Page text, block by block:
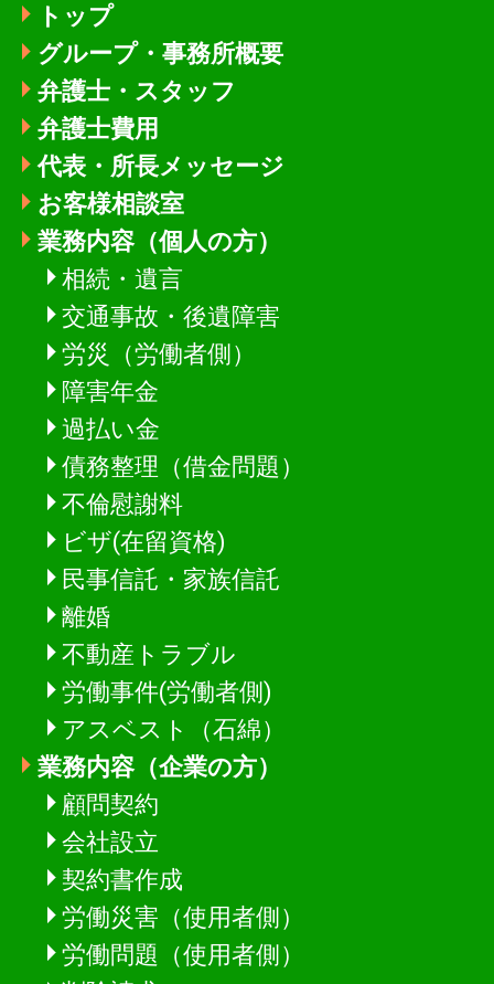
トップ
グループ・事務所概要
弁護士・スタッフ
弁護士費用
代表・所長メッセージ
お客様相談室
業務内容（個人の方）
相続・遺言
交通事故・後遺障害
労災（労働者側）
障害年金
過払い金
債務整理（借金問題）
不倫慰謝料
ビザ(在留資格)
民事信託・家族信託
離婚
不動産トラブル
労働事件(労働者側)
アスベスト（石綿）
業務内容（企業の方）
顧問契約
会社設立
契約書作成
労働災害（使用者側）
労働問題（使用者側）